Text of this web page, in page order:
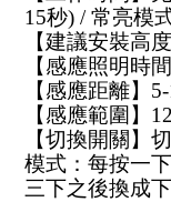
15秒) / 常亮模
【建議安裝高
【感應照明時
【感應距離】
【感應範圍】
【切換開關】
模式：每按一
三下之後換成